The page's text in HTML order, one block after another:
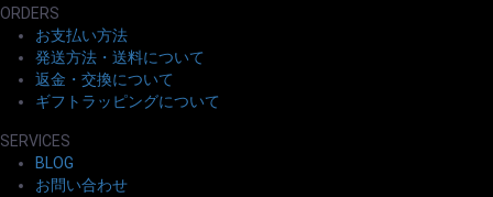
ORDERS
お支払い方法
発送方法・送料について
返金・交換について
ギフトラッピングについて
SERVICES
BLOG
お問い合わせ